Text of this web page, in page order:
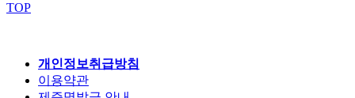
TOP
개인정보취급방침
이용약관